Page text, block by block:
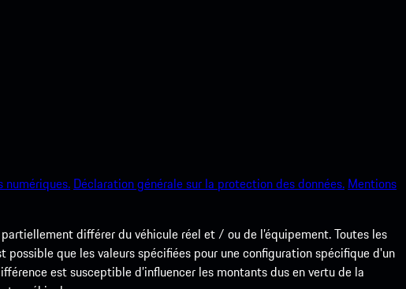
numériques. Déclaration générale sur la protection des données. Mentions
différer du véhicule réel et / ou de l’équipement. Toutes les
que les valeurs spécifiées pour une configuration spécifique d'un
est susceptible d’influencer les montants dus en vertu de la